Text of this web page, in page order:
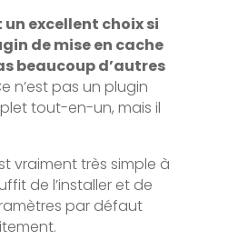
excellent choix si
de mise en cache
beaucoup d’autres
n’est pas un plugin
tout-en-un, mais il
vraiment très simple à
de l’installer et de
par défaut